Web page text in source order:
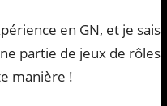
en GN, et je
partie de jeux de rôles.
manière !